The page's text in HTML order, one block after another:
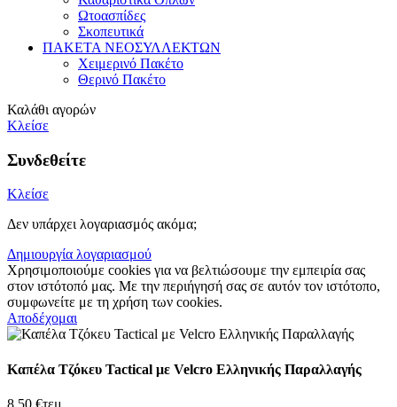
Ωτοασπίδες
Σκοπευτικά
ΠΑΚΕΤΑ ΝΕΟΣΥΛΛΕΚΤΩΝ
Χειμερινό Πακέτο
Θερινό Πακέτο
Καλάθι αγορών
Κλείσε
Συνδεθείτε
Κλείσε
Δεν υπάρχει λογαριασμός ακόμα;
Δημιουργία λογαριασμού
Χρησιμοποιούμε cookies για να βελτιώσουμε την εμπειρία σας
στον ιστότοπό μας. Με την περιήγησή σας σε αυτόν τον ιστότοπο,
συμφωνείτε με τη χρήση των cookies.
Αποδέχομαι
Καπέλα Τζόκευ Tactical με Velcro Ελληνικής Παραλλαγής
8,50 €τεμ.